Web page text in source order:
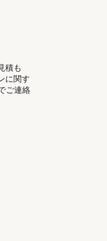
積も
に関す
ご連絡